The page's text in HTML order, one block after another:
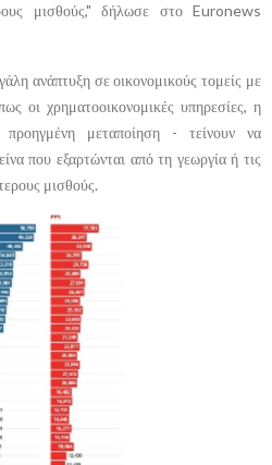
μισθούς," δήλωσε στο Euronews
ανάπτυξη σε οικονομικούς τομείς με
οι χρηματοοικονομικές υπηρεσίες, η
μεταποίηση - τείνουν να
που εξαρτώνται από τη γεωργία ή τις
μισθούς.